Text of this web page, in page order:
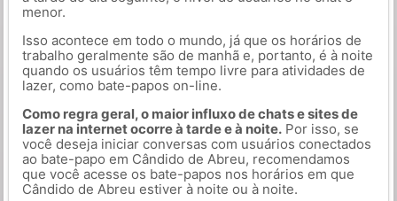
menor.
Isso acontece em todo o mundo, já que os horários de
trabalho geralmente são de manhã e, portanto, é à noite
quando os usuários têm tempo livre para atividades de
lazer, como bate-papos on-line.
Como regra geral, o maior influxo de chats e sites de
lazer na internet ocorre à tarde e à noite.Por isso, se
você deseja iniciar conversas com usuários conectados
ao bate-papo em Cândido de Abreu, recomendamos
que você acesse os bate-papos nos horários em que
Cândido de Abreu estiver à noite ou à noite.